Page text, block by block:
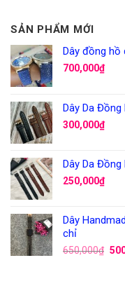
SẢN PHẨM MỚI
Dây đồng hồ
700,000₫
Dây Da Đồng
300,000₫
Dây Da
250,000₫
Dây
chỉ
650,000₫